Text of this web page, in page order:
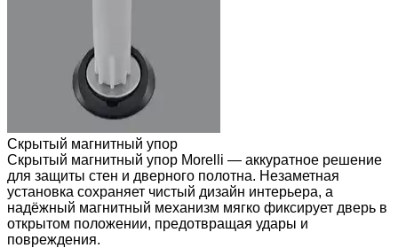
Скрытый магнитный упор
Скрытый магнитный упор Morelli — аккуратное решение
для защиты стен и дверного полотна. Незаметная
установка сохраняет чистый дизайн интерьера, а
надёжный магнитный механизм мягко фиксирует дверь в
открытом положении, предотвращая удары и
повреждения.